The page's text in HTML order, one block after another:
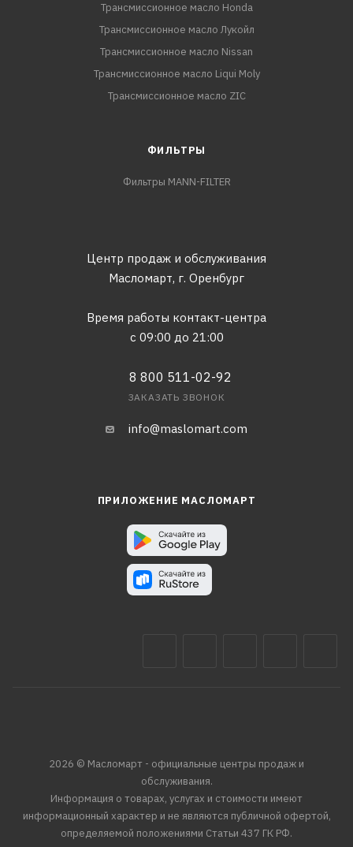
Трансмиссионное масло Honda
Трансмиссионное масло Лукойл
Трансмиссионное масло Nissan
Трансмиссионное масло Liqui Moly
Трансмиссионное масло ZIC
ФИЛЬТРЫ
Фильтры MANN-FILTER
Центр продаж и обслуживания
Масломарт, г. Оренбург
Время работы контакт-центра
с 09:00 до 21:00
8 800 511-02-92
ЗАКАЗАТЬ ЗВОНОК
info@maslomart.com
ПРИЛОЖЕНИЕ МАСЛОМАРТ
2026 © Масломарт - официальные центры продаж и
обслуживания.
Информация о товарах, услугах и стоимости имеют
информационный характер и не являются публичной офертой,
определяемой положениями Статьи 437 ГК РФ.